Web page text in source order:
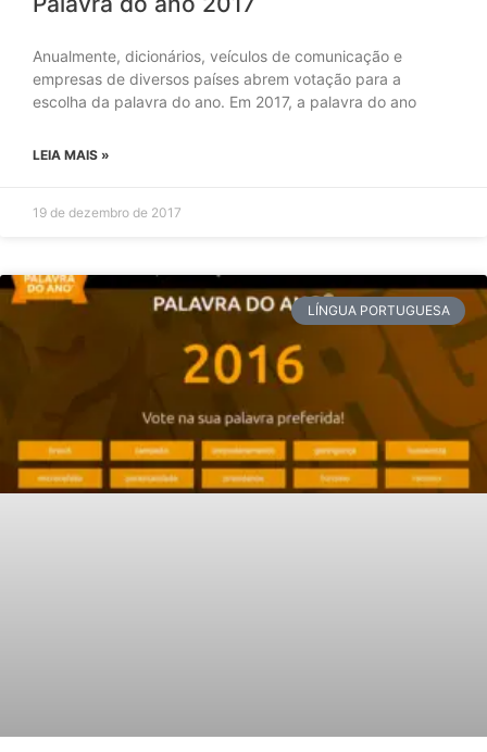
Anualmente, dicionários, veículos de comunicação e
empresas de diversos países abrem votação para a
escolha da palavra do ano. Em 2017, a palavra do ano
LEIA MAIS »
19 de dezembro de 2017
LÍNGUA PORTUGUESA